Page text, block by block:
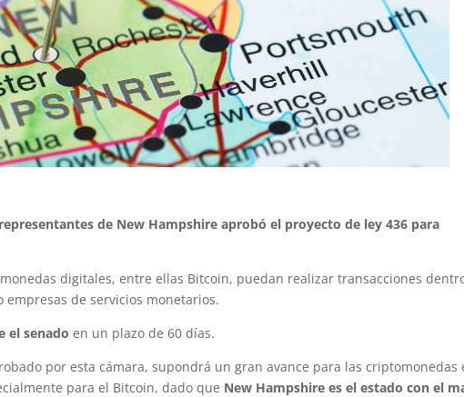
de New Hampshire aprobó el proyecto de ley 436 para
digitales, entre ellas Bitcoin, puedan realizar transacciones
de servicios monetarios.
el senado en un plazo de 60 días.
por esta cámara, supondrá un gran avance para las criptomonedas
para el Bitcoin, dado que New Hampshire es el estado con el